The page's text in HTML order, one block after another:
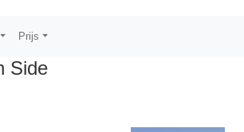
Prijs
Side